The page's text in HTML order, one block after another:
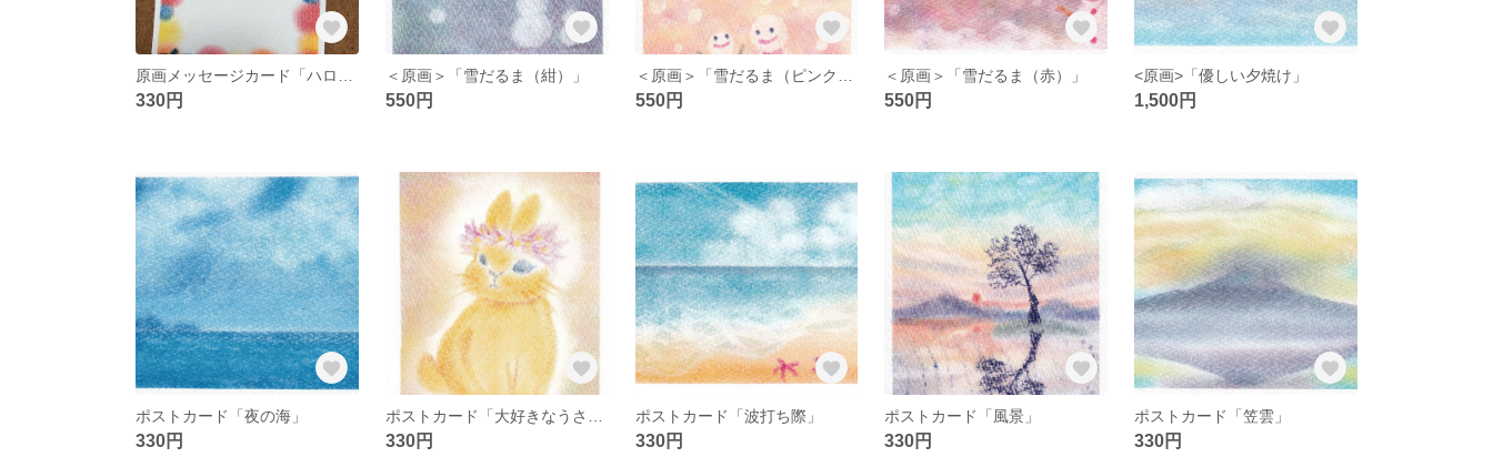
330円
＜原画＞「雪だるま（紺）」
550円 550円
＜原画＞「雪だるま（赤）」
550円
<原画>「優しい夕焼け」
1,500円
ポストカード「夜の海」
330円 330円
ポストカード「波打ち際」
330円
ポストカード「風景」
330円
ポストカード「笠雲」
330円